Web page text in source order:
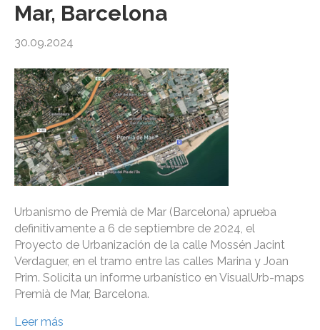
Mar, Barcelona
30.09.2024
Urbanismo de Premià de Mar (Barcelona) aprueba
definitivamente a 6 de septiembre de 2024, el
Proyecto de Urbanización de la calle Mossén Jacint
Verdaguer, en el tramo entre las calles Marina y Joan
Prim. Solicita un informe urbanístico en VisualUrb-maps
Premià de Mar, Barcelona.
Leer más